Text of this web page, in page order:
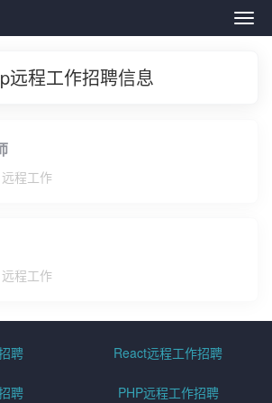
远
远程工作招聘信息
远程工作
远程工作
聘 React远程工作招聘
聘 PHP远程工作招聘